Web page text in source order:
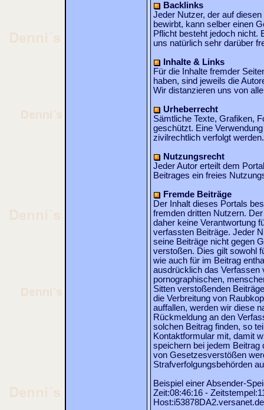
Backlinks
Jeder Nutzer, der auf
bewirbt, kann selber einen
Pflicht besteht jedoch nicht.
uns natürlich sehr darüber
Inhalte & Links
Für die Inhalte fremder
haben, sind jeweils die
Wir distanzieren uns von
Urheberrecht
Sämtliche Texte, Grafiken,
geschützt. Eine
zivilrechtlich verfolgt werden.
Nutzungsrecht
Jeder Autor erteilt dem
Beitrages ein freies
Fremde Beiträge
Der Inhalt dieses Portals
fremden dritten Nutzern.
daher keine Verantwortung
verfassten Beiträge. Jeder
seine Beiträge nicht gegen
verstoßen. Dies gilt sowohl
wie auch für im Beitrag
ausdrücklich das
pornographischen,
Sitten verstoßenden
die Verbreitung von
auffallen, werden wir diese
Rückmeldung an den
solchen Beitrag finden, so
Kontaktformular mit, damit
speichern bei jedem
von Gesetzesverstößen
Strafverfolgungsbehörden
Beispiel einer Absender-
Zeit:08:46:16 -
Host:i53878DA2.versanet.de